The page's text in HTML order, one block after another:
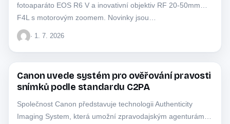
fotoaparáto EOS R6 V a inovativní objektiv RF 20-50mm
F4L s motorovým zoomem. Novinky jsou…
· 1. 7. 2026
CANON
Canon uvede systém pro ověřování pravosti
snímků podle standardu C2PA
Společnost Canon představuje technologii Authenticity
Imaging System, která umožní zpravodajským agenturám